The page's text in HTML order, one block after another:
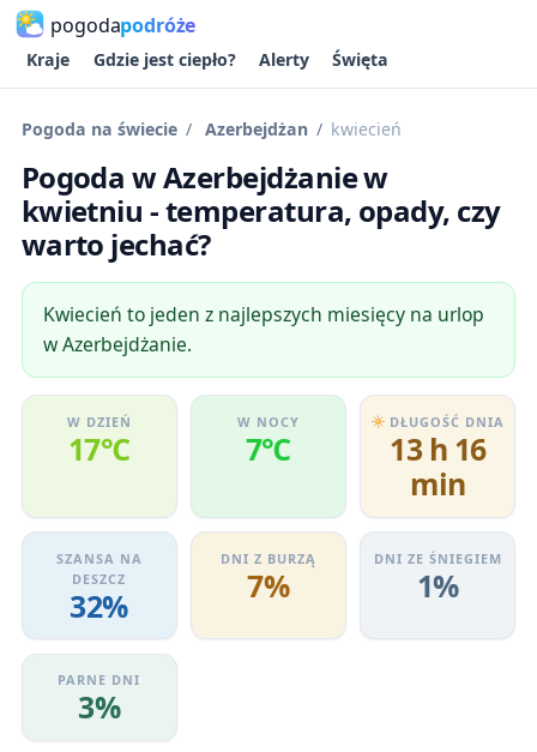
pogodapodróże
Kraje Gdzie jest ciepło? Alerty Święta
Pogoda na świecie Azerbejdżan kwiecień
Pogoda w Azerbejdżanie w
kwietniu - temperatura, opady, czy
warto jechać?
Kwiecień to jeden z najlepszych miesięcy na urlop
w Azerbejdżanie.
W DZIEŃ
17℃
W NOCY
7℃
DŁUGOŚĆ DNIA
13 h 16
min
SZANSA NA
DESZCZ
32%
DNI Z BURZĄ
7%
DNI ZE ŚNIEGIEM
1%
PARNE DNI
3%